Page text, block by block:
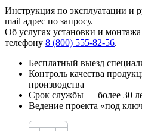
Инструкция по эксплуатации и
mail адрес по запросу.
Об услугах установки и
телефону 8 (800) 555-82-56.
Бесплатный выезд
Контроль качества
производства
Срок службы — более 30
Ведение проекта «под